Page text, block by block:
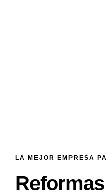
LA MEJOR EMPRESA